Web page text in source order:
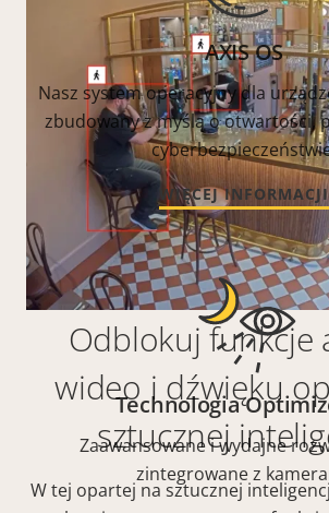
Odblokuj funkcje
wideo i dźwięku
sztucznej
W tej opartej na sztucznej
AXIS OS
Nasz system operacyjny dla
zbudowany z myślą o otwartości,
WIĘCEJ INFORMACJI
Technologia
Zaawansowane i wydajne
zintegrowane z